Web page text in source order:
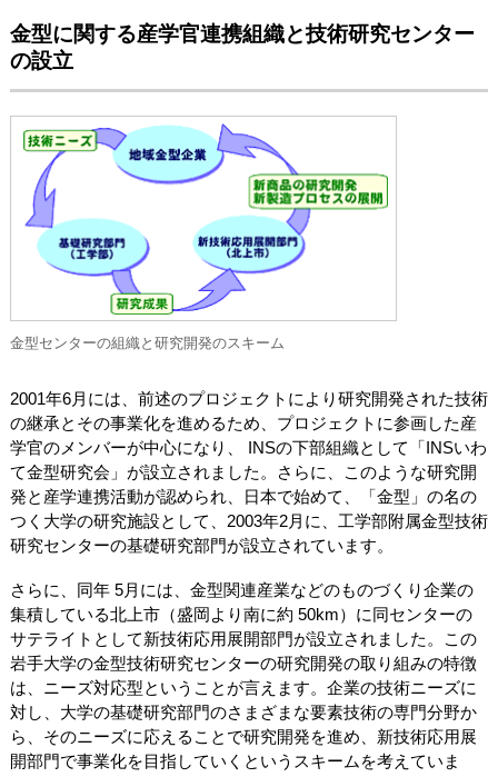
金型に関する産学官連携組織と技術研究センター
の設立
金型センターの組織と研究開発のスキーム
2001年6月には、前述のプロジェクトにより研究開発された技術
の継承とその事業化を進めるため、プロジェクトに参画した産
学官のメンバーが中心になり、 INSの下部組織として「INSいわ
て金型研究会」が設立されました。さらに、このような研究開
発と産学連携活動が認められ、日本で始めて、「金型」の名の
つく大学の研究施設として、2003年2月に、工学部附属金型技術
研究センターの基礎研究部門が設立されています。
さらに、同年 5月には、金型関連産業などのものづくり企業の
集積している北上市（盛岡より南に約 50km）に同センターの
サテライトとして新技術応用展開部門が設立されました。この
岩手大学の金型技術研究センターの研究開発の取り組みの特徴
は、ニーズ対応型ということが言えます。企業の技術ニーズに
対し、大学の基礎研究部門のさまざまな要素技術の専門分野か
ら、そのニーズに応えることで研究開発を進め、新技術応用展
開部門で事業化を目指していくというスキームを考えていま